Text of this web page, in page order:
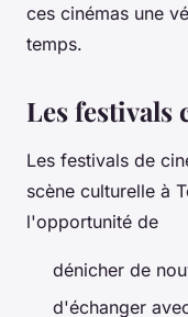
ces cinémas une
temps.
Les festivals
Les festivals de
scène culturelle à
l'opportunité de
dénicher de
d'échanger